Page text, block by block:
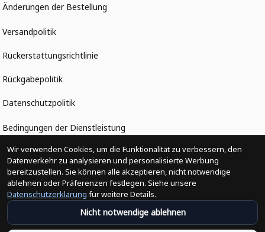
Änderungen der Bestellung
Versandpolitik
Rückerstattungsrichtlinie
Rückgabepolitik
Datenschutzpolitik
Bedingungen der Dienstleistung
Heute abonnieren
Schließen Sie sich heute über 31.100 Gleichgesinnten an und
unterstützen Sie Unternehmen, die von Minderheiten geführt
werden
Wir verwenden Cookies, um die Funktionalität zu verbessern, den
Datenverkehr zu analysieren und personalisierte Werbung
bereitzustellen. Sie können alle akzeptieren, nicht notwendige
ablehnen oder Präferenzen festlegen. Siehe unsere
Datenschutzerklärung für weitere Details.
Nicht notwendige ablehnen